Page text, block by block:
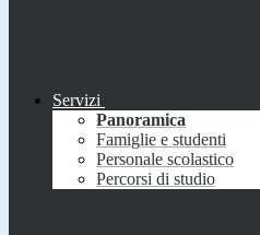
Servizi
Panoramica
Famiglie e studenti
Personale scolastico
Percorsi di studio